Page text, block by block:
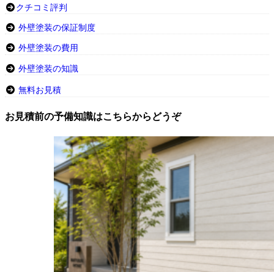
クチコミ評判
外壁塗装の保証制度
外壁塗装の費用
外壁塗装の知識
無料お見積
お見積前の予備知識はこちらからどうぞ